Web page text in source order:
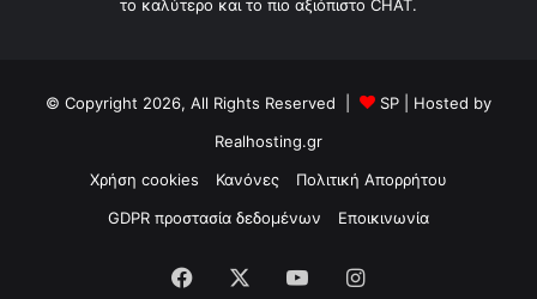
το καλύτερο και το πιο αξιόπιστο CHAT.
© Copyright 2026, All Rights Reserved | SP | Hosted by
Realhosting.gr
Χρήση cookies
Κανόνες
Πολιτική Απορρήτου
GDPR προστασία δεδομένων
Εποικινωνία
Facebook YouTubeInstagram